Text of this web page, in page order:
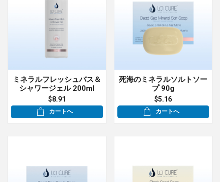
ミネラルフレッシュバス＆
シャワージェル 200ml
$8.91
カートへ
死海のミネラルソルトソー
プ 90g
$5.16
カートへ